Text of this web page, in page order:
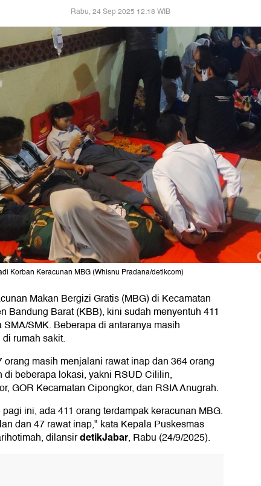
Rabu, 24 Sep 2025 12:18 WIB
Korban Keracunan MBG (Whisnu Pradana/detikcom)
Makan Bergizi Gratis (MBG) di Kecamatan
Bandung Barat (KBB), kini sudah menyentuh 411
SMK. Beberapa di antaranya masih
rumah sakit.
orang masih menjalani rawat inap dan 364 orang
di beberapa lokasi, yakni RSUD Cililin,
GOR Kecamatan Cipongkor, dan RSIA Anugrah.
ini, ada 411 orang terdampak keracunan MBG.
dan 47 rawat inap," kata Kepala Puskesmas
dilansirdetikJabar, Rabu (24/9/2025).